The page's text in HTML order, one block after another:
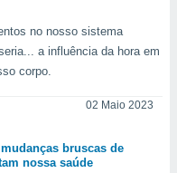
no nosso sistema
a influência da hora em
corpo.
02 Maio 2023
bruscas de
nossa saúde